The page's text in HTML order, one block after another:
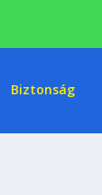
Biztonság